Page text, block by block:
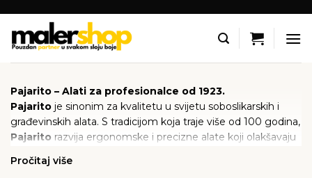
content
Pajarito – Alati za profesionalce od 1923.
Pajarito je sinonim za kvalitetu u svijetu soboslikarskih i
građevinskih alata. S tradicijom koja traje više od 100 godina,
Pajarito razvija ergonomske i precizne alate koji olakšavaju
uključuju širok asortiman špahtli, gletera, noževa, valjaka i
Pročitaj više